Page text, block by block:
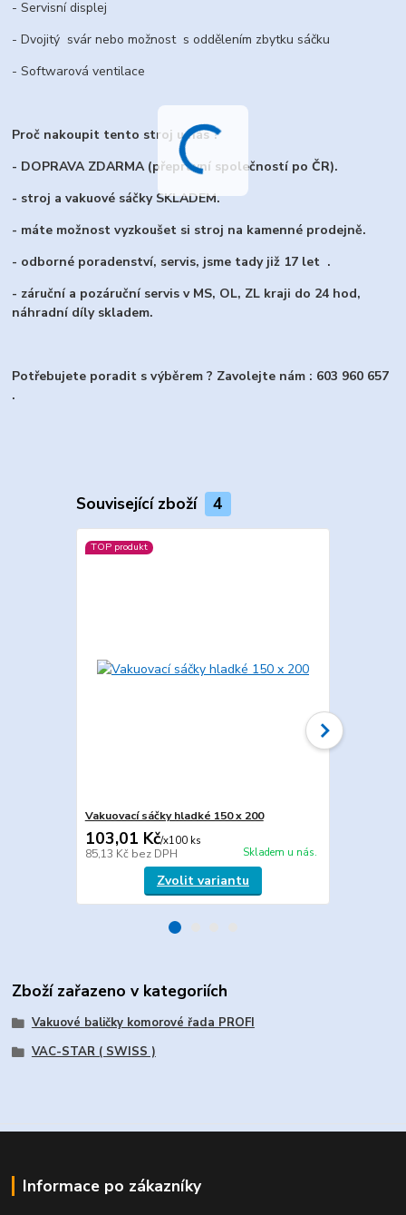
- Servisní displej
- Dvojitý svár nebo možnost s oddělením zbytku sáčku
- Softwarová ventilace
Proč nakoupit tento stroj u nás ?
- DOPRAVA ZDARMA (přepravní společností po ČR).
- stroj a vakuové sáčky SKLADEM.
- máte možnost vyzkoušet si stroj na kamenné prodejně.
- odborné poradenství, servis, jsme tady již 17 let .
- záruční a pozáruční servis v MS, OL, ZL kraji do 24 hod,
náhradní díly skladem.
Potřebujete poradit s výběrem ? Zavolejte nám : 603 960 657
.
Související zboží 4
TOP produkt
Vakuovací sáčky hladké 150 x 200
103,01 Kč/x100 ks
85,13 Kč bez DPH Skladem u nás.
Zvolit variantu
Zboží zařazeno v kategoriích
Vakuové baličky komorové řada PROFI
VAC-STAR ( SWISS )
Informace po zákazníky